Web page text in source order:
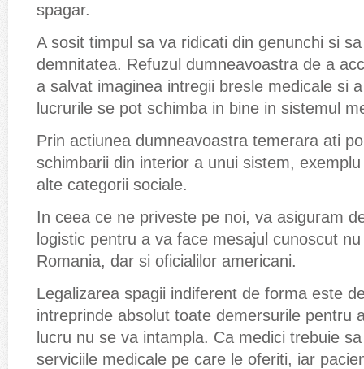
spagar.
A sosit timpul sa va ridicati din genunchi si
demnitatea. Refuzul dumneavoastra de a
a salvat imaginea intregii bresle medicale si
lucrurile se pot schimba in bine in sistemul
Prin actiunea dumneavoastra temerara ati
schimbarii din interior a unui sistem,
alte categorii sociale.
In ceea ce ne priveste pe noi, va asiguram
logistic pentru a va face mesajul cunoscut
Romania, dar si oficialilor americani.
Legalizarea spagii indiferent de forma este
intreprinde absolut toate demersurile pentru
lucru nu se va intampla. Ca medici trebuie
serviciile medicale pe care le oferiti, iar